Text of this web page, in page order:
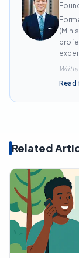
Read
Related